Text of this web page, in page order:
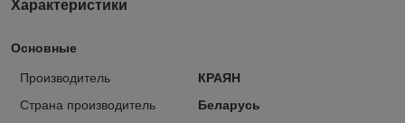
Характеристики
Основные
Производитель
КРАЯН
Страна производитель
Беларусь